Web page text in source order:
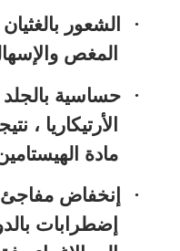
·
الشعور
المغص
·
حساسية
الأرتيكاريا ،
مادة
·
إنخفاض
إضطرابات